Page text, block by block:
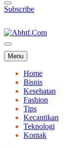
Subscribe
Abhtf.Com
Menu
Home
Bisnis
Kesehatan
Fashion
Tips
Kecantikan
Teknologi
Kontak